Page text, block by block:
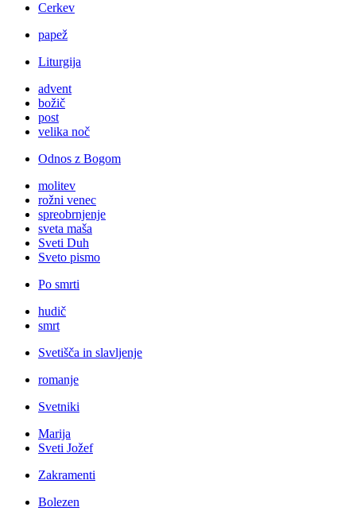
Cerkev
papež
Liturgija
advent
božič
post
velika noč
Odnos z Bogom
molitev
rožni venec
spreobrnjenje
sveta maša
Sveti Duh
Sveto pismo
Po smrti
hudič
smrt
Svetišča in slavljenje
romanje
Svetniki
Marija
Sveti Jožef
Zakramenti
Bolezen